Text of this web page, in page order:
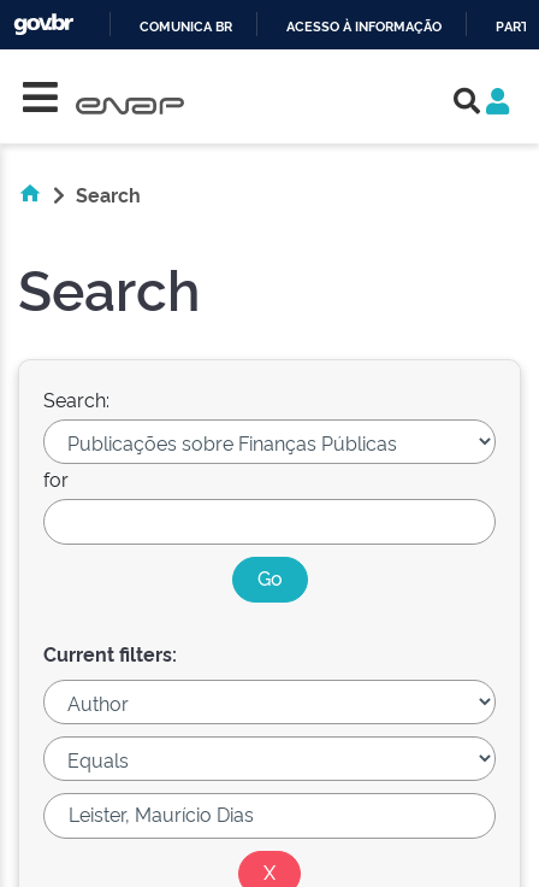
COMUNICA BR ACESSO À INFORMAÇÃO
Search
Search
Search:
for
Current filters: